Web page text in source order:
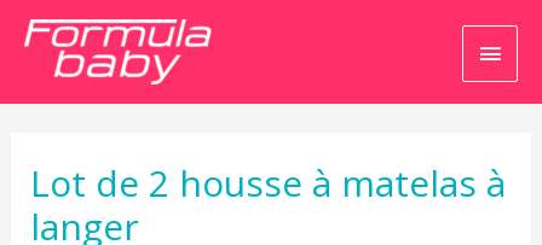
Lot de 2 housse à matelas à
langer
l’article